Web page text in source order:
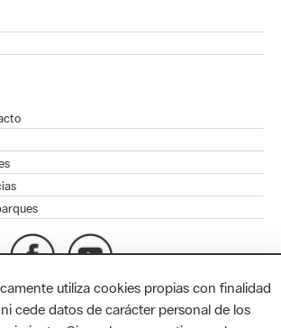
ACCESIBILIDADutiliza cookies propias con finalidad
cede datos de carácter personal de los